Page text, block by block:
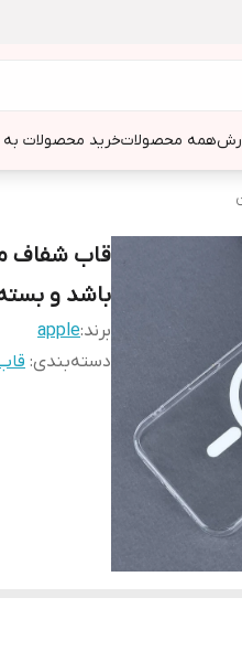
همه محصولاتخرید محصولات
باشد و
برند:apple
دسته‌بندی: